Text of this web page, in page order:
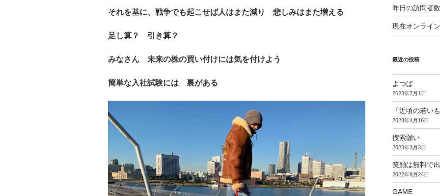
それを基に、戦争でも起こせば人はまた減り 悲しみはまた増える
足し算？ 引き算？
みなさん 未来の株の買い付けには気を付けよう
簡単な入社試験には 裏がある
昨日の訪問者
現在オンライ
最近の投稿
よつば
2023年7月1日
「近頃の若い
2023年4月16日
捜索願い
2023年3月3日
笑顔は無料で
2022年9月24日
GAME